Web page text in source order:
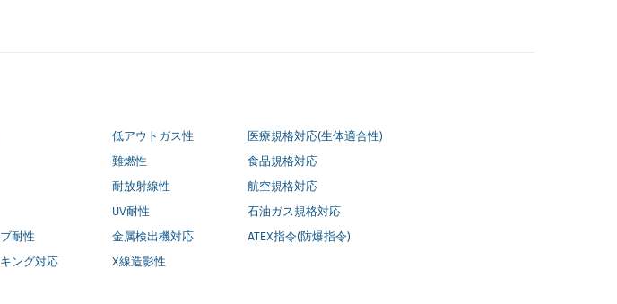
耐性
ング対応
低アウトガス性
難燃性
耐放射線性
UV耐性
金属検出機対応
X線造影性
医療規格対応(生体適合性)
食品規格対応
航空規格対応
石油ガス規格対応
ATEX指令(防爆指令)